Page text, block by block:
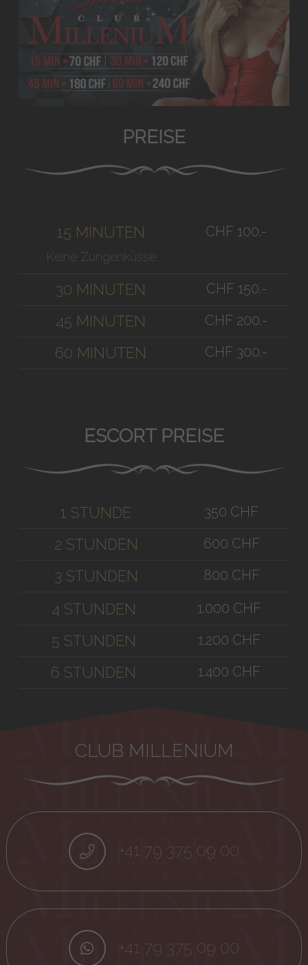
PREISE
15 MINUTEN
Keine Zungenküsse
CHF 100.-
30 MINUTEN CHF 150.-
45 MINUTEN CHF 200.-
60 MINUTEN CHF 300.-
ESCORT PREISE
1 STUNDE 350 CHF
2 STUNDEN 600 CHF
3 STUNDEN 800 CHF
4 STUNDEN 1.000 CHF
5 STUNDEN 1.200 CHF
6 STUNDEN 1.400 CHF
CLUB MILLENIUM
+41 79 375 09 00
+41 79 375 09 00